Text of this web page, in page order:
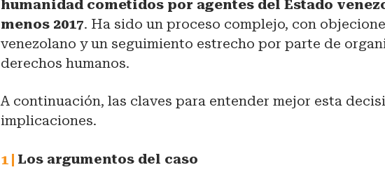
humanidad cometidos por agentes del Estado
menos 2017. Ha sido un proceso complejo, con
venezolano y un seguimiento estrecho por parte de
derechos humanos.
A continuación, las claves para entender mejor esta
implicaciones.
Los argumentos del caso